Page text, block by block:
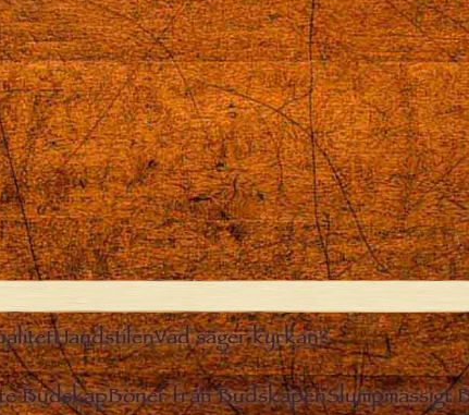
HandstilenVad säger kyrkan?
BudskapBöner från BudskapenSlumpmässigt